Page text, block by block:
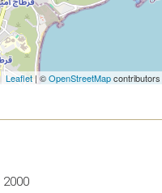
Leaflet| ©OpenStreetMapcontributors
2000